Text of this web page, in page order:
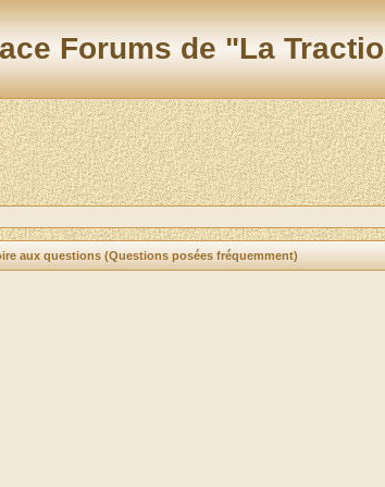
Forums de "La
aux questions (Questions posées fréquemment)